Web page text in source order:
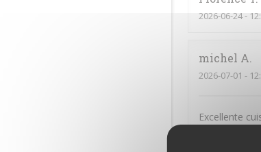
2026-06-24-
michel A
2026-07-01 -
Excellente